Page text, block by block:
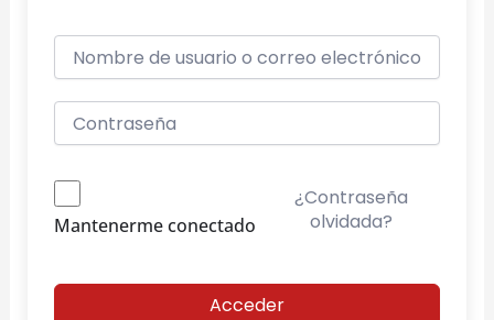
Mantenerme conectado
¿Contraseña
olvidada?
Acceder